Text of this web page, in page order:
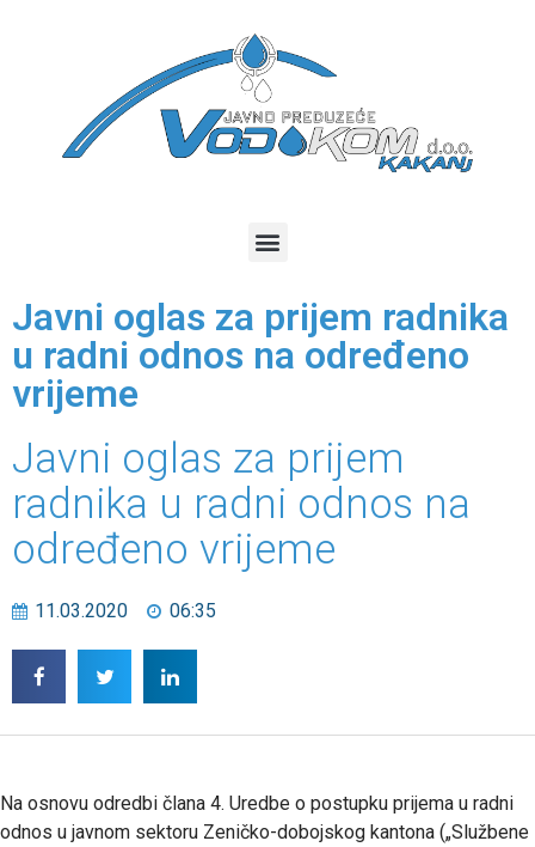
Javni oglas za prijem radnika
u radni odnos na određeno
vrijeme
Javni oglas za prijem
radnika u radni odnos na
određeno vrijeme
11.03.2020 06:35
Na osnovu odredbi člana 4. Uredbe o postupku prijema u radni
odnos u javnom sektoru Zeničko-dobojskog kantona („Službene